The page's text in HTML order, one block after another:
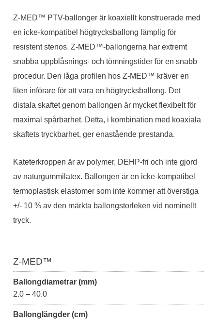
Z-MED™ PTV-ballonger är koaxiellt konstruerade med
en icke-kompatibel högtrycksballong lämplig för
resistent stenos. Z-MED™-ballongerna har extremt
snabba uppblåsnings- och tömningstider för en snabb
procedur. Den låga profilen hos Z-MED™ kräver en
liten införare för att vara en högtrycksballong. Det
distala skaftet genom ballongen är mycket flexibelt för
maximal spårbarhet. Detta, i kombination med koaxiala
skaftets tryckbarhet, ger enastående prestanda.
Kateterkroppen är av polymer, DEHP-fri och inte gjord
av naturgummilatex. Ballongen är en icke-kompatibel
termoplastisk elastomer som inte kommer att överstiga
+/- 10 % av den märkta ballongstorleken vid nominellt
tryck.
Z-MED™
Ballongdiametrar (mm)
2.0 – 40.0
Ballonglängder (cm)